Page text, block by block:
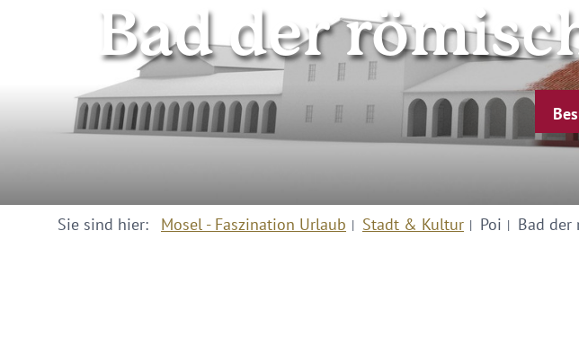
Bad der
Sie sind hier: Mosel - Faszination Urlaub Stadt & Kultur Poi Bad der